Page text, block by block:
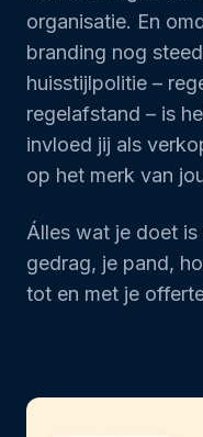
organisatie. En
branding nog
huisstijlpolitie –
regelafstand – is
invloed jij als
op het merk van
Álles wat je doet
gedrag, je pand,
tot en met je